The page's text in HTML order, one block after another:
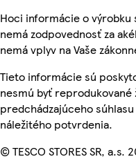
Hoci informácie o výrobku
nemá zodpovednosť za
nemá vplyv na Vaše
Tieto informácie sú
nesmú byť reprodukované
predchádzajúceho
náležitého potvrdenia.
© TESCO STORES SR, a.s.